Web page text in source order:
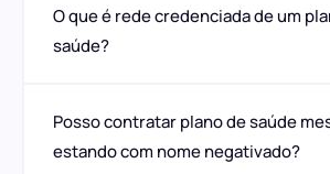
O que é rede credenciada de um
saúde?
Posso contratar plano de saúde
estando com nome negativado?